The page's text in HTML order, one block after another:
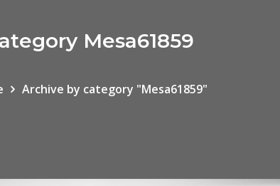
Mesa61859
Archive by category "Mesa61859"